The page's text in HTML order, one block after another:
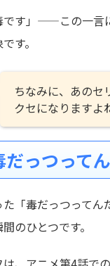
です」——この一言
す。
ちなみに、あのセ
クセになりますよ
だっつって
「毒だっつって
のひとつです。